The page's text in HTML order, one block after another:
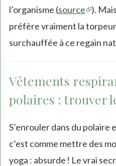
l’organisme (source(link
is
).
préfère vraiment la torpeur
surchauffée à ce regain
Vêtements
polaires : trouver
S’enrouler dans du polaire
c’est comme mettre des
yoga : absurde ! Le vrai